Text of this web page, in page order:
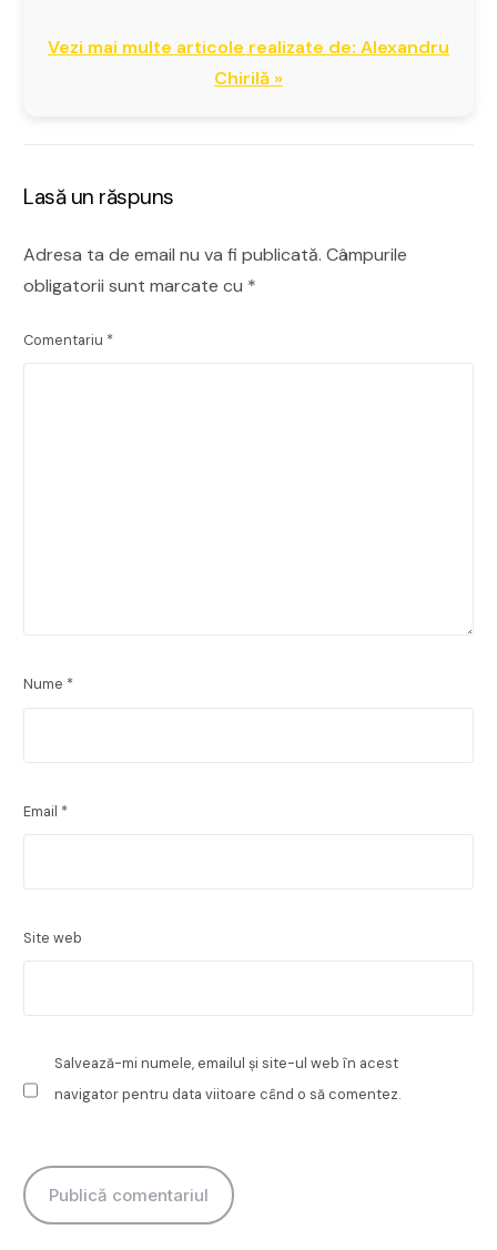
Vezi mai multe articole realizate de: Alexandru
Chirilă »
Lasă un răspuns
Adresa ta de email nu va fi publicată. Câmpurile
obligatorii sunt marcate cu *
Comentariu *
Nume *
Email *
Site web
Salvează-mi numele, emailul și site-ul web în acest
navigator pentru data viitoare când o să comentez.